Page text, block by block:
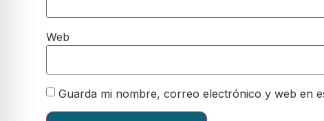
Web
Guarda mi nombre, correo electrónico y web en